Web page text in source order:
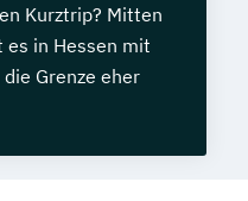
Kurztrip? Mitten
es in Hessen mit
Grenze eher